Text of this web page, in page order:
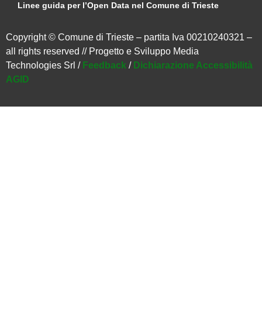
Linee guida per l’Open Data nel Comune di Trieste
Copyright © Comune di Trieste – partita Iva 00210240321 –
all rights reserved // Progetto e Sviluppo Media
Technologies Srl / Feedback / Dichiarazione Accessibilità
AGID